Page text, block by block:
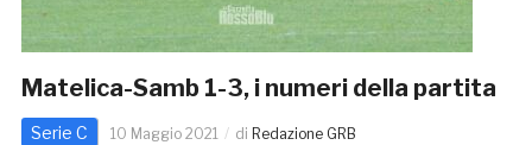
Matelica-Samb 1-3, i numeri della partita
Serie C 10 Maggio 2021 di Redazione GRB